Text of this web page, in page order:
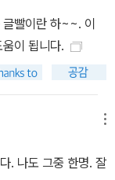
대였다”라고 집필
이있게 감상하는
을 더욱 잘 알게 되
놓고 비교해볼 수
국적 감정으로 이
사기를 통해 비로소
글빨이란 하~~. 이
이 됩니다.
. 나도 그중 한명. 잘